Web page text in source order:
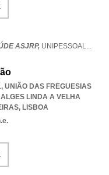
ASJRP, UNIPESSOAL...
UNIÃO DAS FREGUESIAS
LINDA A VELHA
, LISBOA